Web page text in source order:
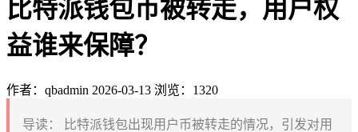
比特派钱包币被转走，用户权
益谁来保障？
作者：qbadmin 2026-03-13 浏览：1320
导读：
比特派钱包出现用户币被转走的情况，引发对用